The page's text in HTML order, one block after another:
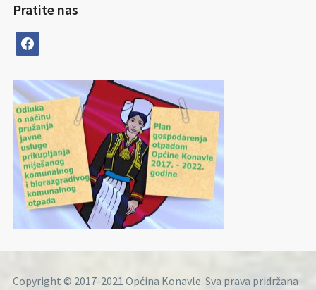
Pratite nas
facebook
Copyright © 2017-2021 Općina Konavle. Sva prava pridržana